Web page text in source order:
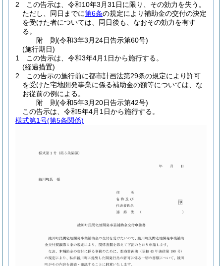
2
この告示は、令和10年3月31日に限り、その効力を失う。
ただし、同日までに第6条の規定により補助金の交付の決定
を受けた者については、同日後も、なおその効力を有す
る。
附 則(令和3年3月24日告示第60号)
(施行期日)
1
この告示は、令和3年4月1日から施行する。
(経過措置)
2
この告示の施行前に都市計画法第29条の規定により許可
を受けた宅地開発事業に係る補助金の額等については、な
お従前の例による。
附 則(令和5年3月20日告示第42号)
この告示は、令和5年4月1日から施行する。
様式第1号(第5条関係)